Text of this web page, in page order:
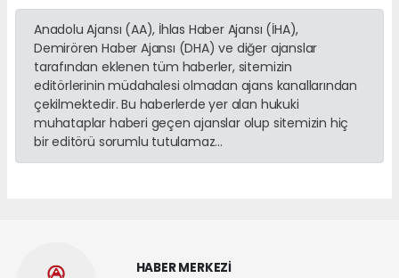
Anadolu Ajansı (AA), İhlas Haber Ajansı (İHA),
Demirören Haber Ajansı (DHA) ve diğer ajanslar
tarafından eklenen tüm haberler, sitemizin
editörlerinin müdahalesi olmadan ajans kanallarından
çekilmektedir. Bu haberlerde yer alan hukuki
muhataplar haberi geçen ajanslar olup sitemizin hiç
bir editörü sorumlu tutulamaz...
HABER MERKEZİ